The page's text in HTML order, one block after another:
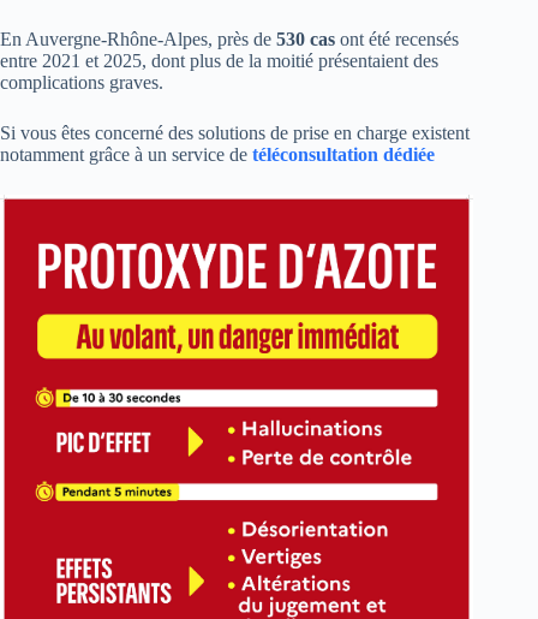
En Auvergne-Rhône-Alpes, près de 530 cas ont été recensés
entre 2021 et 2025, dont plus de la moitié présentaient des
complications graves.
Si vous êtes concerné des solutions de prise en charge existent
notamment grâce à un service de téléconsultation dédiée